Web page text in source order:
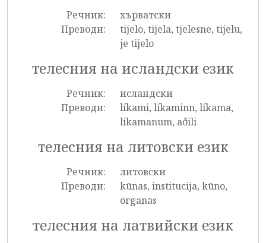
Речник:
хърватски
Преводи:
tijelo, tijela, tjelesne, tijelu,
je tijelo
телесния на исландски език
Речник:
исландски
Преводи:
líkami, líkaminn, líkama,
líkamanum, aðili
телесния на литовски език
Речник:
литовски
Преводи:
kūnas, institucija, kūno,
organas
телесния на латвийски език